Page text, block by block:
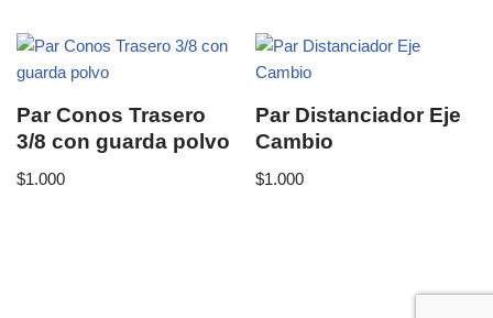
Par Conos Trasero
3/8 con guarda polvo
$1.000
Par Distanciador Eje
Cambio
$1.000